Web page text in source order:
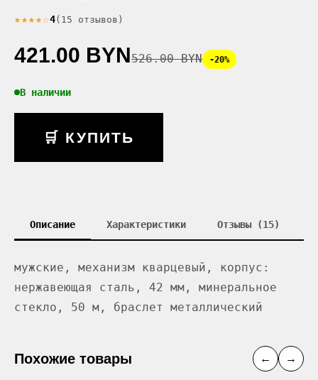
★★★★☆4(15 отзывов)
421.00 BYN526.00 BYN -20%
В наличии
🛒 КУПИТЬ
Описание Характеристики Отзывы (15)
мужские, механизм кварцевый, корпус:
нержавеющая сталь, 42 мм, минеральное
стекло, 50 м, браслет металлический
Похожие товары ← →